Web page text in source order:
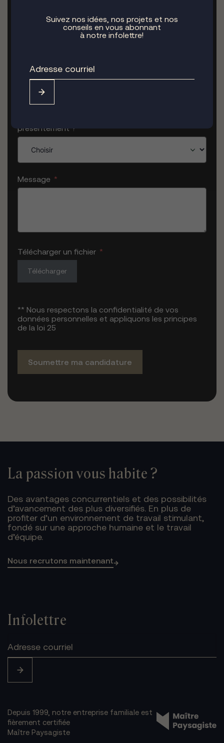
Téléphone
présentement ?
Message
Télécharger un fichier
Télécharger
** Nous respectons la confidentialité de vos
données personnelles et appliquons les principes
de la loi 25
Soumettre ma candidature
La passion vous habite ?
Des avantages concurrentiels et des possibilités
d’avancement des plus diversifiés. En plus de
profiter d’un environnement de travail stimulant,
fondé sur une approche humaine et le travail
d’équipe.
Nous recrutons maintenant→
Infolettre
Depuis 1999, notre entreprise familiale est
fièrement certifiée
Maître Paysagiste
Suivez nos idées, nos projets et nos
conseils en vous abonnant
à notre infolettre!